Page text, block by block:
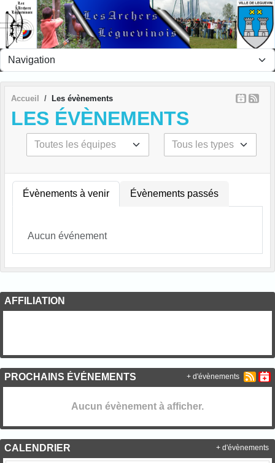
Accueil Les évènements
LES ÉVÈNEMENTS
Évènements à venir Évènements passés
Aucun événement
AFFILIATION
PROCHAINS ÉVÉNEMENTS
Aucun évènement à afficher.
+ d'évènements
CALENDRIER + d'évènements
Panneau de gestion des cookies